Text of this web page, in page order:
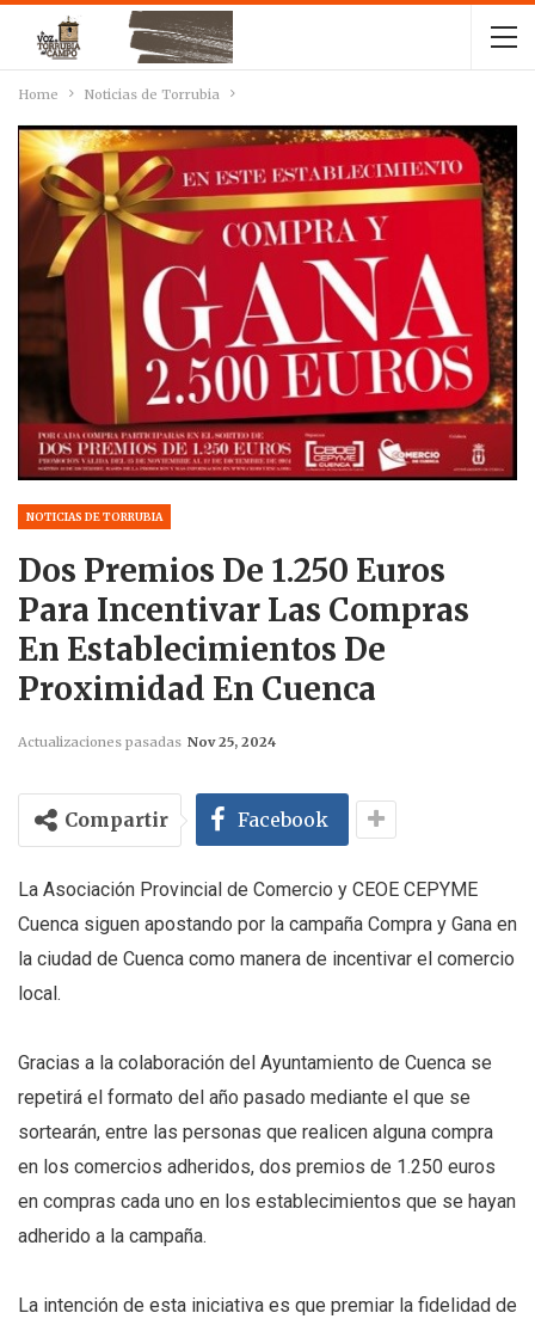
Home Noticias de Torrubia
NOTICIAS DE TORRUBIA
Dos Premios De 1.250 Euros
Para Incentivar Las Compras
En Establecimientos De
Proximidad En Cuenca
Actualizaciones pasadas Nov 25, 2024
Compartir Facebook
La Asociación Provincial de Comercio y CEOE CEPYME
Cuenca siguen apostando por la campaña Compra y Gana en
la ciudad de Cuenca como manera de incentivar el comercio
local.
Gracias a la colaboración del Ayuntamiento de Cuenca se
repetirá el formato del año pasado mediante el que se
sortearán, entre las personas que realicen alguna compra
en los comercios adheridos, dos premios de 1.250 euros
en compras cada uno en los establecimientos que se hayan
adherido a la campaña.
La intención de esta iniciativa es que premiar la fidelidad de